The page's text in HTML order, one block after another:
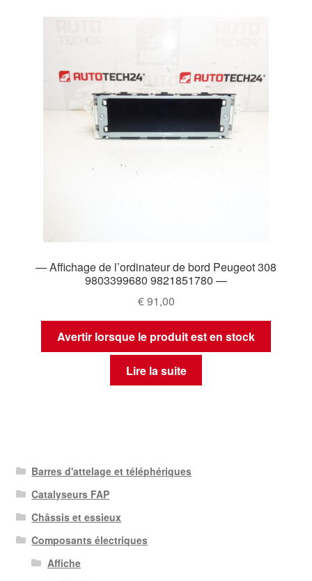
— Affichage de l’ordinateur de bord Peugeot 308
9803399680 9821851780 —
€91,00
Avertir lorsque le produit est en stock
Lire la suite
Barres d'attelage et téléphériques
Catalyseurs FAP
Châssis et essieux
Composants électriques
Affiche